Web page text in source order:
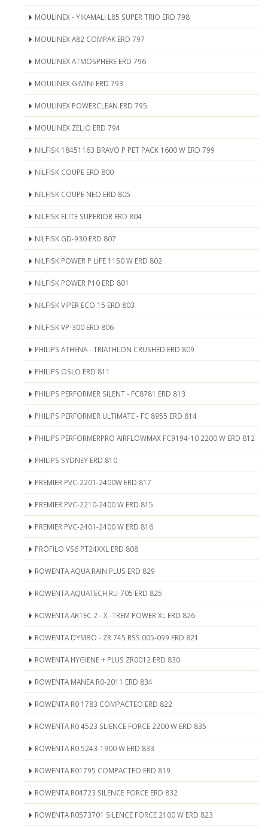
MOULINEX - YIKAMALI L85 SUPER TRIO ERD 798
MOULINEX A82 COMPAK ERD 797
MOULINEX ATMOSPHERE ERD 796
MOULINEX GIMINI ERD 793
MOULINEX POWERCLEAN ERD 795
MOULINEX ZELIO ERD 794
NİLFİSK 18451163 BRAVO P PET PACK 1600 W ERD 799
NİLFİSK COUPE ERD 800
NİLFİSK COUPE NEO ERD 805
NİLFİSK ELİTE SUPERIOR ERD 804
NİLFİSK GD-930 ERD 807
NİLFİSK POWER P LİFE 1150 W ERD 802
NİLFİSK POWER P10 ERD 801
NİLFİSK VIPER ECO 15 ERD 803
NİLFİSK VP-300 ERD 806
PHILIPS ATHENA - TRIATHLON CRUSHED ERD 809
PHILIPS OSLO ERD 811
PHILIPS PERFORMER SILENT - FC8781 ERD 813
PHILIPS PERFORMER ULTIMATE - FC 8955 ERD 814
PHILIPS PERFORMERPRO AIRFLOWMAX FC9194-10 2200 W ERD 812
PHILIPS SYDNEY ERD 810
PREMIER PVC-2201-2400W ERD 817
PREMIER PVC-2210-2400 W ERD 815
PREMIER PVC-2401-2400 W ERD 816
PROFİLO VS6 PT24XXL ERD 808
ROWENTA AQUA RAIN PLUS ERD 829
ROWENTA AQUATECH RU-705 ERD 825
ROWENTA ARTEC 2 - X -TREM POWER XL ERD 826
ROWENTA DYMBO - ZR 745 RSS 005-099 ERD 821
ROWENTA HYGIENE + PLUS ZR0012 ERD 830
ROWENTA MANEA R0-2011 ERD 834
ROWENTA R0 1783 COMPACTEO ERD 822
ROWENTA R0 4523 SLIENCE FORCE 2200 W ERD 835
ROWENTA R0 5243-1900 W ERD 833
ROWENTA R01795 COMPACTEO ERD 819
ROWENTA R04723 SILENCE FORCE ERD 832
ROWENTA R0573701 SILENCE FORCE 2100 W ERD 823